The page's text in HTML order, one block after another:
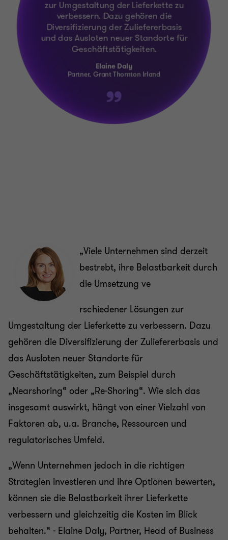
„Viele Unternehmen sind derzeit
bestrebt, ihre Belastbarkeit durch
die Umsetzung ve
rschiedener Lösungen zur
Umgestaltung der Lieferkette zu verbessern. Dazu
gehören die Diversifizierung der Zuliefererbasis und
das Ausloten neuer Standorte für
Geschäftstätigkeiten, zum Beispiel durch
„Nearshoring“ oder „Re-Shoring“. Wie sich das
insgesamt auswirkt, hängt von einer Vielzahl von
Faktoren ab, u.a. Branche, Ressourcen und
regulatorisches Umfeld.
„Wenn Unternehmen jedoch in die richtigen
Strategien investieren und ihre Optionen bewerten,
können sie die Belastbarkeit ihrer Lieferkette
verbessern und gleichzeitig die Kosten im Blick
behalten.“ - Elaine Daly, Partner, Head of Business